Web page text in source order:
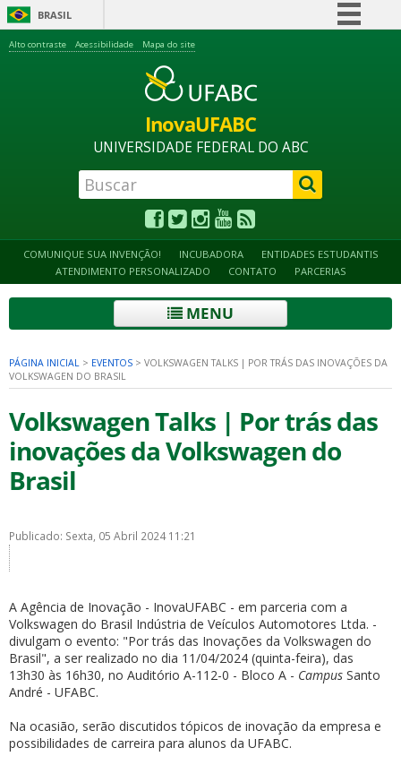
BRASIL
Acesso à informação
Canais
Alto contraste Acessibilidade Mapa do site
InovaUFABC
UNIVERSIDADE FEDERAL DO ABC
COMUNIQUE SUA INVENÇÃO! INCUBADORA
ENTIDADES ESTUDANTIS
ATENDIMENTO PERSONALIZADO
CONTATO PARCERIAS
MENU
PÁGINA INICIAL > EVENTOS > VOLKSWAGEN TALKS | POR TRÁS DAS INOVAÇÕES DA
VOLKSWAGEN DO BRASIL
Volkswagen Talks | Por trás das
inovações da Volkswagen do
Brasil
Publicado: Sexta, 05 Abril 2024 11:21
A Agência de Inovação - InovaUFABC - em parceria com a
Volkswagen do Brasil Indústria de Veículos Automotores Ltda. -
divulgam o evento: "Por trás das Inovações da Volkswagen do
Brasil", a ser realizado no dia 11/04/2024 (quinta-feira), das
13h30 às 16h30, no Auditório A-112-0 - Bloco A - Campus Santo
André - UFABC.
Na ocasião, serão discutidos tópicos de inovação da empresa e
possibilidades de carreira para alunos da UFABC.